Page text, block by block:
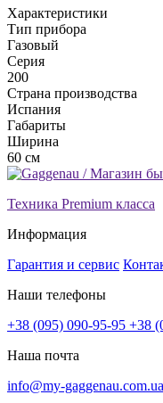
Xарактеристики
Тип прибора
Газовый
Серия
200
Страна производства
Испания
Габариты
Ширина
60 см
Техника Premium класса
Информация
Гарантия и сервис
Наши телефоны
+38 (095) 090-95-95 +38
Наша почта
info@my-gaggenau.com.ua